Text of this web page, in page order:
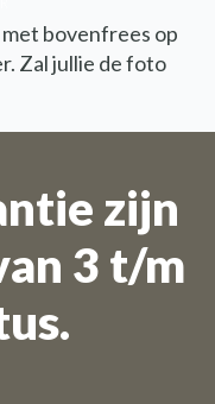
bovenfrees op
Zal jullie de foto
zijn
3 t/m
mogelijk
t/m 11